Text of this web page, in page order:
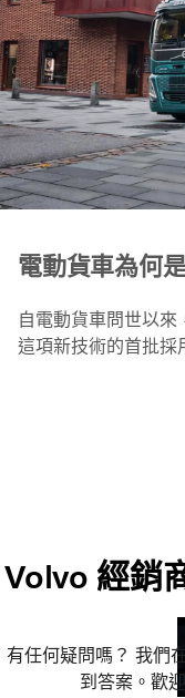
電動貨車為何
自電動貨車問世以
這項新技術的首批採
Volvo 經銷
有任何疑問嗎？ 我們
到答案。歡